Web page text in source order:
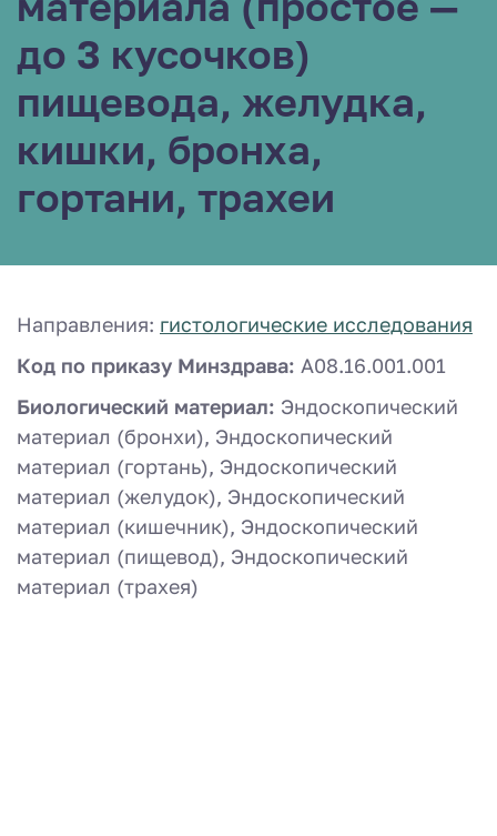
до 3 кусочков)
пищевода, желудка,
кишки, бронха,
гортани, трахеи
Направления: гистологические исследования
Код по приказу Минздрава: A08.16.001.001
Биологический материал: Эндоскопический
материал (бронхи), Эндоскопический
материал (гортань), Эндоскопический
материал (желудок), Эндоскопический
материал (кишечник), Эндоскопический
материал (пищевод), Эндоскопический
материал (трахея)